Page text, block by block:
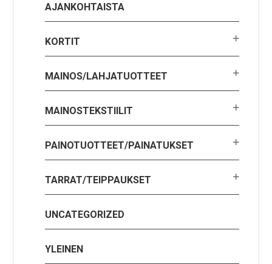
AJANKOHTAISTA
KORTIT
MAINOS/LAHJATUOTTEET
MAINOSTEKSTIILIT
PAINOTUOTTEET/PAINATUKSET
TARRAT/TEIPPAUKSET
UNCATEGORIZED
YLEINEN